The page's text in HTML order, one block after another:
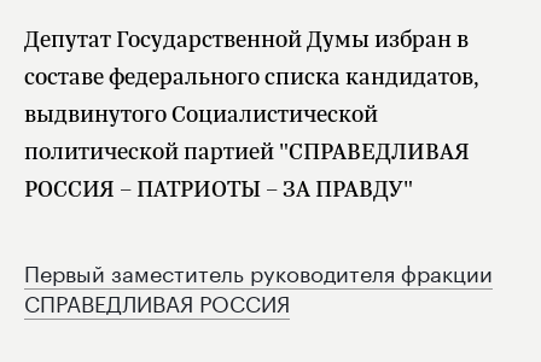
Депутат Государственной Думы избран в
составе федерального списка кандидатов,
выдвинутого Социалистической
политической партией "СПРАВЕДЛИВАЯ
РОССИЯ – ПАТРИОТЫ – ЗА ПРАВДУ"
Первый заместитель руководителя фракции
СПРАВЕДЛИВАЯ РОССИЯ